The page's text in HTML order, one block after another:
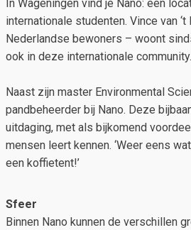
In Wageningen vind je Nano: een
internationale studenten. Vince van
Nederlandse bewoners – woont
ook in deze internationale community.
Naast zijn master Environmental
pandbeheerder bij Nano. Deze
uitdaging, met als bijkomend
mensen leert kennen. ‘Weer eens
een koffietent!’
Sfeer
Binnen Nano kunnen de verschillen